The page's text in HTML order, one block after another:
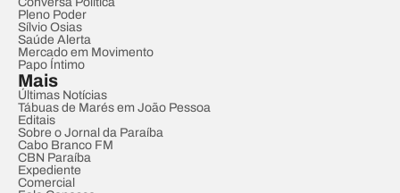
Pleno Poder
Sílvio Osias
Saúde Alerta
Mercado em Movimento
Papo Íntimo
Mais
Últimas Notícias
Tábuas de Marés em João Pessoa
Editais
Sobre o Jornal da Paraíba
Cabo Branco FM
CBN Paraíba
Expediente
Comercial